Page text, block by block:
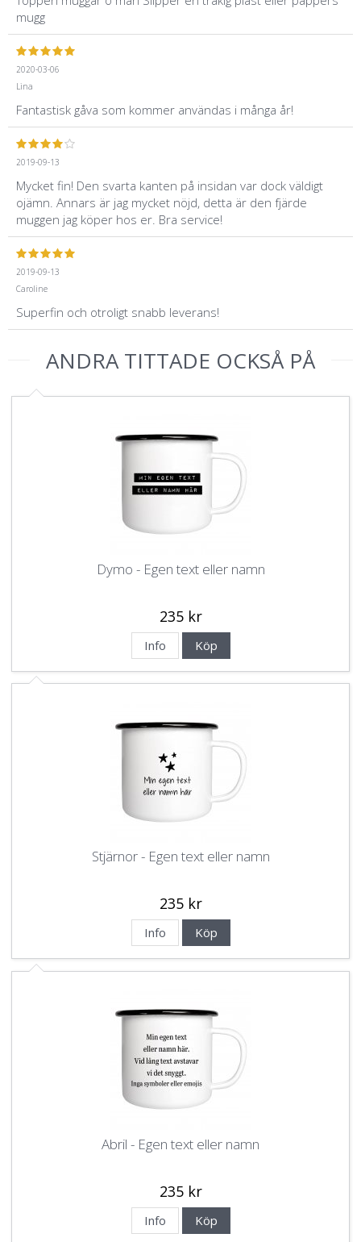
mugg
2020-03-06
Lina
Fantastisk gåva som kommer användas i många år!
2019-09-13
Mycket fin! Den svarta kanten på insidan var dock väldigt
ojämn. Annars är jag mycket nöjd, detta är den fjärde
muggen jag köper hos er. Bra service!
2019-09-13
Caroline
Superfin och otroligt snabb leverans!
ANDRA TITTADE OCKSÅ PÅ
Dymo - Egen text eller namn
235 kr
Info Köp
Stjärnor - Egen text eller namn
235 kr
Info Köp
Abril - Egen text eller namn
235 kr
Info Köp